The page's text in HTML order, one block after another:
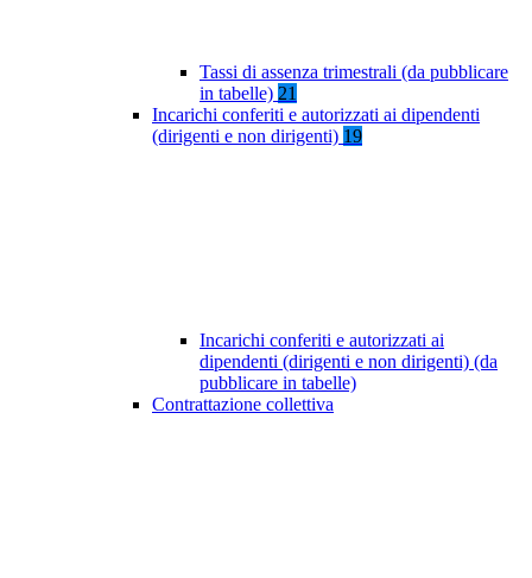
Tassi di assenza trimestrali (da pubblicare
in tabelle) 21
Incarichi conferiti e autorizzati ai dipendenti
(dirigenti e non dirigenti) 19
Incarichi conferiti e autorizzati ai
dipendenti (dirigenti e non dirigenti) (da
pubblicare in tabelle)
Contrattazione collettiva